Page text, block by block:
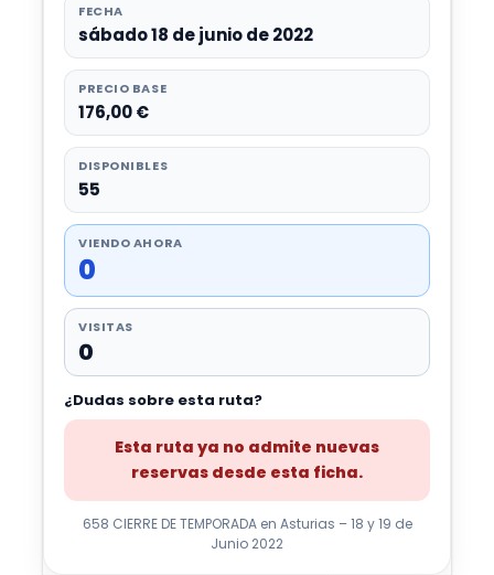
FECHA
sábado 18 de junio de 2022
PRECIO BASE
176,00 €
DISPONIBLES
55
VIENDO AHORA
0
VISITAS
0
¿Dudas sobre esta ruta?
Esta ruta ya no admite nuevas
reservas desde esta ficha.
658 CIERRE DE TEMPORADA en Asturias – 18 y 19 de
Junio 2022